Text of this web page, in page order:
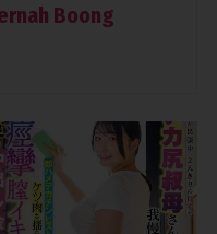
Boong